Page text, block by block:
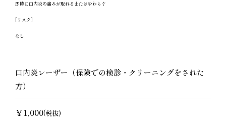
即時に口内炎の痛みが取れるまたはやわらぐ
[リスク]
なし
口内炎レーザー（保険での検診・クリーニングをされた
方）
￥1,000(税抜)